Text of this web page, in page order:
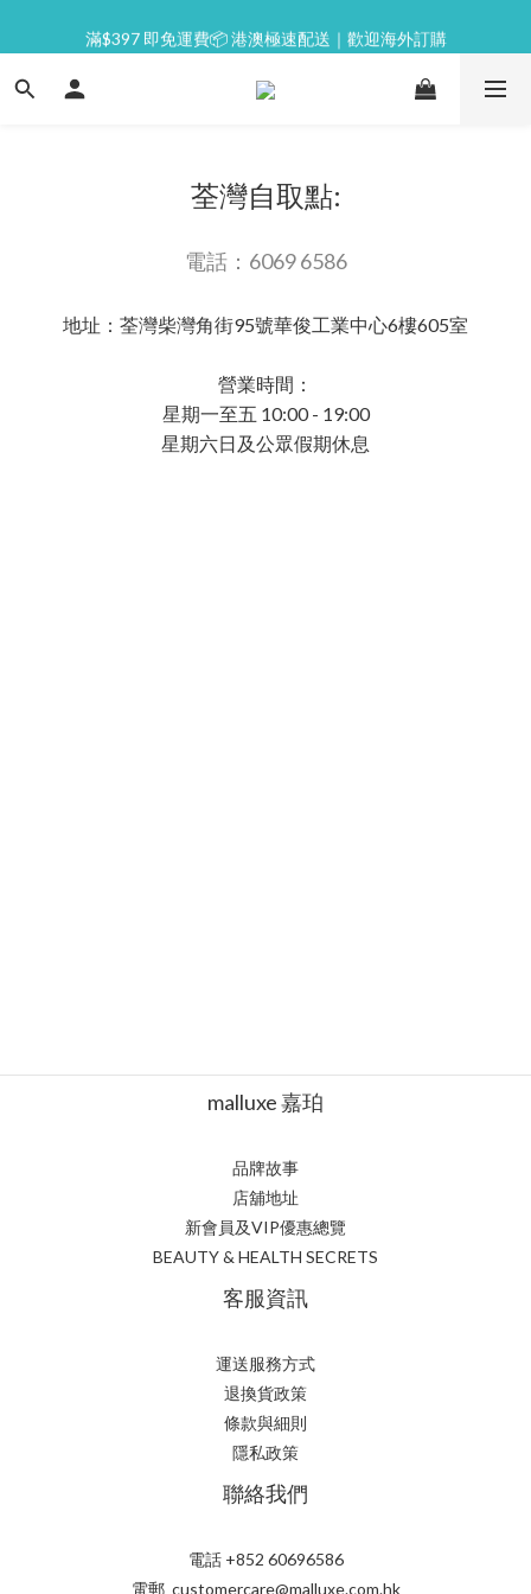
⭐逢星期一malluxe day｜7%購物金回贈
滿$397 即免運費📦 港澳極速配送｜歡迎海外訂購
💙新會員｜首單即減 $50💰
荃灣自取點:
電話：6069 6586
地址：荃灣柴灣角街95號華俊工業中心6樓605室
營業時間：
星期一至五 10:00 - 19:00
星期六日及公眾假期休息
malluxe 嘉珀
品牌故事
店舖地址
新會員及VIP優惠總覽
BEAUTY & HEALTH SECRETS
客服資訊
運送服務方式
退換貨政策
條款與細則
隱私政策
聯絡我們
電話 +852 60696586
電郵 customercare@malluxe.com.hk